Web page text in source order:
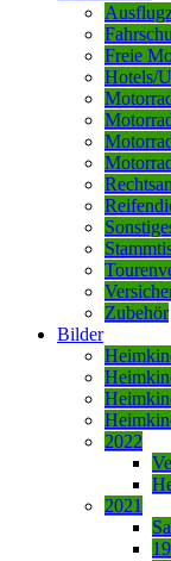
Freie
Hotels/
Zubehör
Bilder
2022
2021